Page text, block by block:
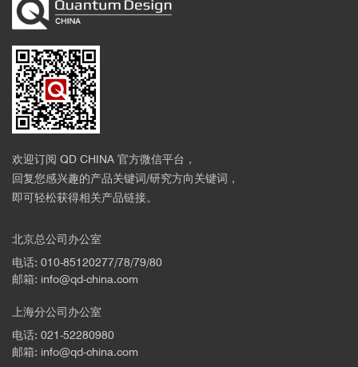
欢迎订阅 QD CHINA 官方微信平台，
回复您感兴趣的产品关键词/研究方向关键词，
即可轻松获得相关产品链接。
北京总公司办公室
电话: 010-85120277/78/79/80
邮箱: info@qd-china.com
上海分公司办公室
电话: 021-52280980
邮箱: info@qd-china.com